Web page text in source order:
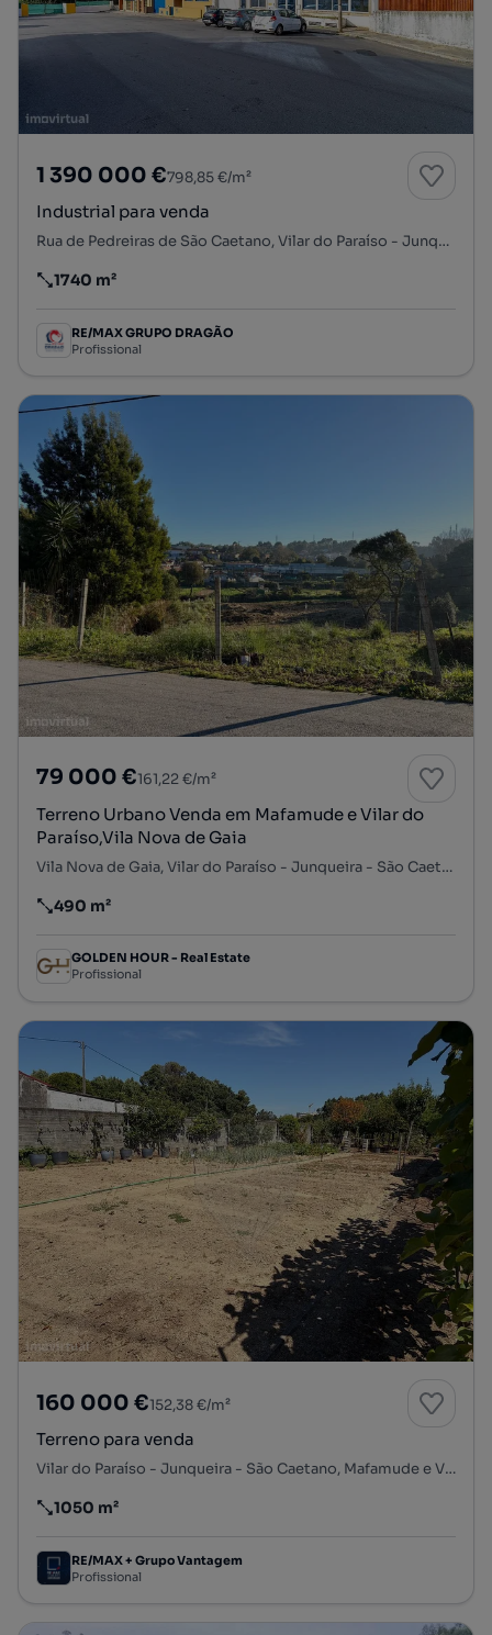
1 390 000 €798,85 €/m²
Industrial para venda
Rua de Pedreiras de São Caetano, Vilar do Paraíso - Junqueira - São Caetano, Mafamude e Vilar do Paraíso, Vila Nova de Gaia, Porto
Preço por metro quadrado
1740 m²
RE/MAX GRUPO DRAGÃO
Profissional
79 000 €161,22 €/m²
Terreno Urbano Venda em Mafamude e Vilar do
Paraíso,Vila Nova de Gaia
Vila Nova de Gaia, Vilar do Paraíso - Junqueira - São Caetano, Mafamude e Vilar do Paraíso, Vila Nova de Gaia, Porto
Preço por metro quadrado
490 m²
GOLDEN HOUR - Real Estate
Profissional
160 000 €152,38 €/m²
Terreno para venda
Vilar do Paraíso - Junqueira - São Caetano, Mafamude e Vilar do Paraíso, Vila Nova de Gaia, Porto
Preço por metro quadrado
1050 m²
RE/MAX + Grupo Vantagem
Profissional